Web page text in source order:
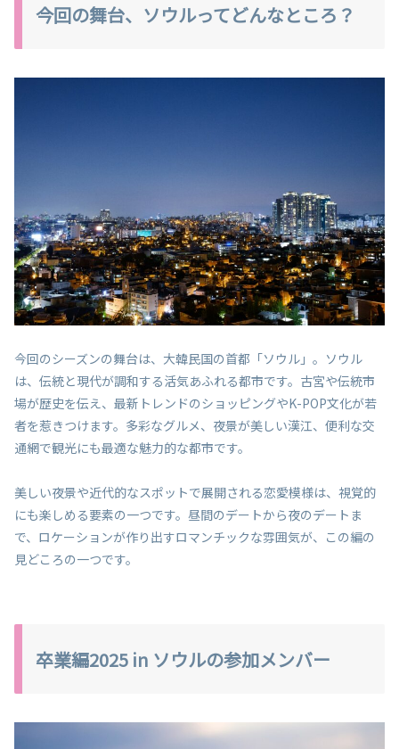
今回の舞台、ソウルってどんなところ？
今回のシーズンの舞台は、大韓民国の首都「ソウル」。ソウル
は、伝統と現代が調和する活気あふれる都市です。古宮や伝統市
場が歴史を伝え、最新トレンドのショッピングやK-POP文化が若
者を惹きつけます。多彩なグルメ、夜景が美しい漢江、便利な交
通網で観光にも最適な魅力的な都市です。
美しい夜景や近代的なスポットで展開される恋愛模様は、視覚的
にも楽しめる要素の一つです。昼間のデートから夜のデートま
で、ロケーションが作り出すロマンチックな雰囲気が、この編の
見どころの一つです。
卒業編2025 in ソウルの参加メンバー